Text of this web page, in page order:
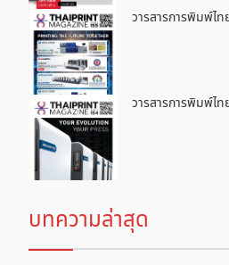
วารสารการพิมพ์ไ
วารสารการพิมพ์ไ
บทความล่าสุด